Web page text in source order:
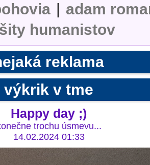
| adam
humanistov
reklama
výkrik v tme
Happy day ;)
trochu úsmevu...
14.02.2024 01:33